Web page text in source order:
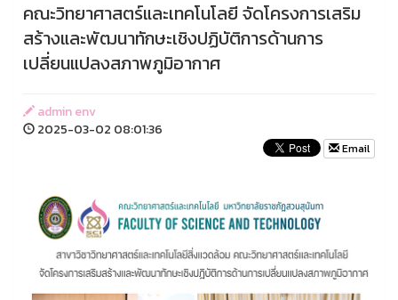
คณะวิทยาศาสตร์และเทคโนโลยี จัดโครงการเสริม
สร้างและพัฒนาทักษะเชิงปฏิบัติการด้านการ
เปลี่ยนแปลงสภาพภูมิอากาศ
admin env
2025-03-02 08:01:36
Email